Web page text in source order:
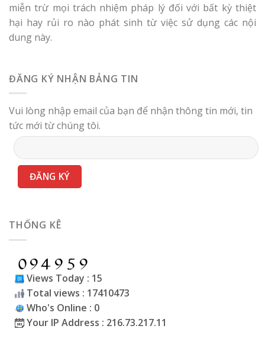
miễn trừ mọi trách nhiệm pháp lý đối với bất kỳ thiệt
hại hay rủi ro nào phát sinh từ việc sử dụng các nội
dung này.
ĐĂNG KÝ NHẬN BẢNG TIN
Vui lòng nhập email của bạn để nhận thông tin mới, tin
tức mới từ chúng tôi.
THỐNG KÊ
Views Today : 15
Total views : 17410473
Who's Online : 0
Your IP Address : 216.73.217.11